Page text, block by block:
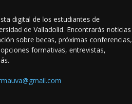
digital de los estudiantes de
de Valladolid. Encontrarás noticias
sobre becas, próximas conferencias,
formativas, entrevistas,